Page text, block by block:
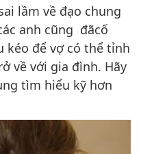
lầm về đạo chung
anh cũng đãcố
kéo để vợ có thể tỉnh
về với gia đình. Hãy
tìm hiểu kỹ hơn